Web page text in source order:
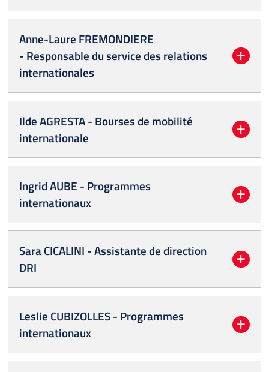
Anne-Laure FREMONDIERE
- Responsable du service des relations
internationales
Ilde AGRESTA - Bourses de mobilité
internationale
Ingrid AUBE - Programmes
internationaux
Sara CICALINI - Assistante de direction
DRI
Leslie CUBIZOLLES - Programmes
internationaux